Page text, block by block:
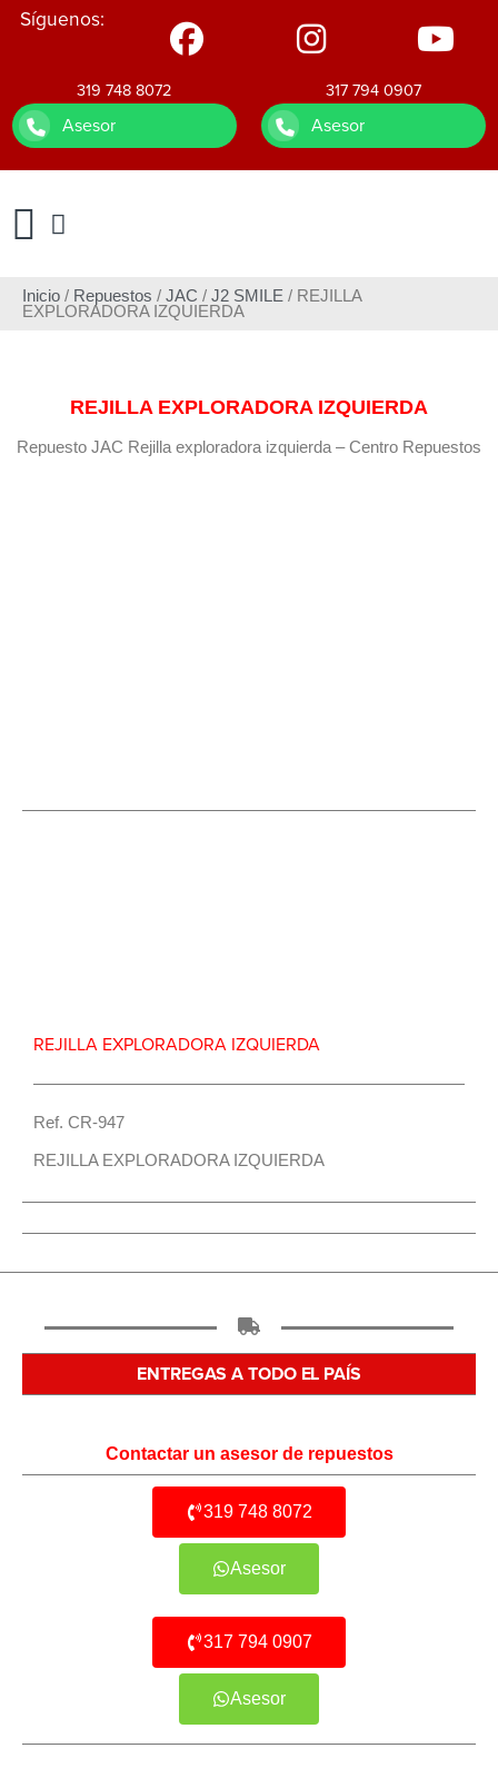
Síguenos:
319 748 8072
Asesor
317 794 0907
Asesor
Inicio / Repuestos / JAC / J2 SMILE / REJILLA
EXPLORADORA IZQUIERDA
REJILLA EXPLORADORA IZQUIERDA
Repuesto JAC Rejilla exploradora izquierda – Centro Repuestos
REJILLA EXPLORADORA IZQUIERDA
Ref. CR-947
REJILLA EXPLORADORA IZQUIERDA
ENTREGAS A TODO EL PAÍS
Contactar un asesor de repuestos
319 748 8072
Asesor
317 794 0907
Asesor